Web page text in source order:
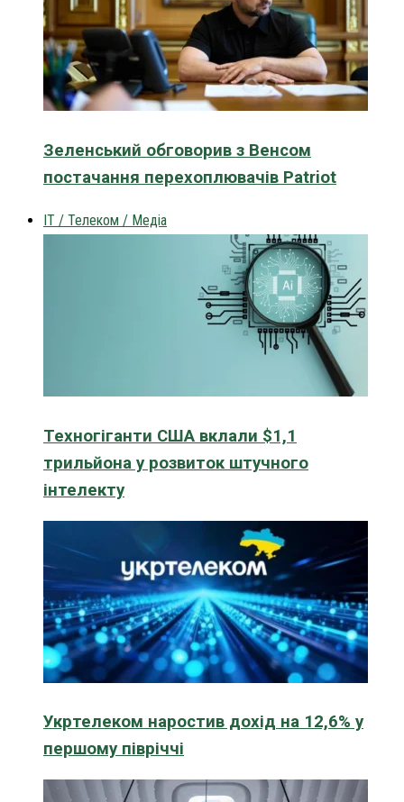
Зеленський обговорив з Венсом
постачання перехоплювачів Patriot
IT / Телеком / Медіа
Техногіганти США вклали $1,1
трильйона у розвиток штучного
інтелекту
Укртелеком наростив дохід на 12,6% у
першому півріччі